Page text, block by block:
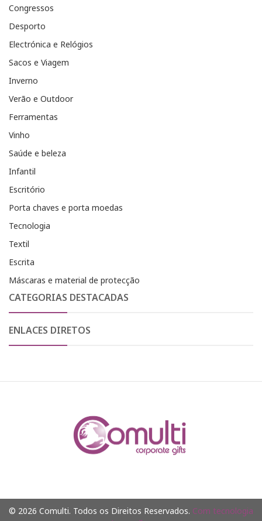
Congressos
Desporto
Electrónica e Relógios
Sacos e Viagem
Inverno
Verão e Outdoor
Ferramentas
Vinho
Saúde e beleza
Infantil
Escritório
Porta chaves e porta moedas
Tecnologia
Textil
Escrita
Máscaras e material de protecção
CATEGORIAS DESTACADAS
ENLACES DIRETOS
© 2026 Comulti. Todos os Direitos Reservados. Com tecnologia